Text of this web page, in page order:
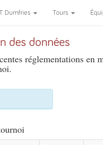
Dumfries Tours
des données
réglementations en